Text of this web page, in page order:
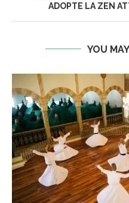
ADOPTE LA ZEN
YOU